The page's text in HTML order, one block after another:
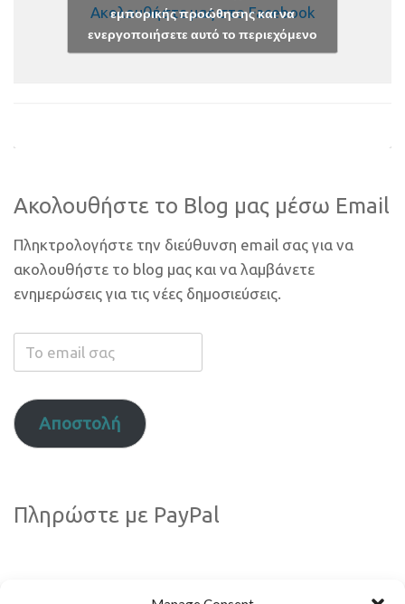
Ακολουθήστε μας στο Facebook
εμπορικής προώθησης και να
ενεργοποιήσετε αυτό το περιεχόμενο
Ακολουθήστε το Blog μας μέσω Email
Πληκτρολογήστε την διεύθυνση email σας για να
ακολουθήστε το blog μας και να λαμβάνετε
ενημερώσεις για τις νέες δημοσιεύσεις.
Το
email
Αποστολή
Πληρώστε με PayPal